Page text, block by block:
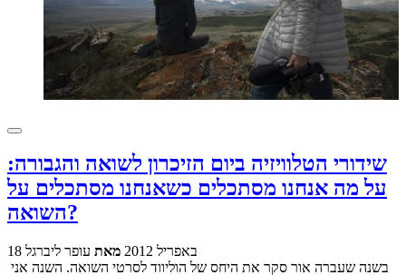
שידורי הטלוויזיה ביום הזיכרון לשואה והגבורה:
על מה אנחנו מסתכלים כשאנחנו מסתכלים על
השואה?
18 באפריל 2012 מאת עופר ליברגל